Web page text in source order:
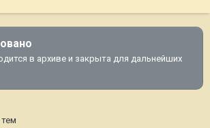
в архиве и закрыта для дальнейших